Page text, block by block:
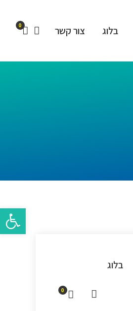
בלוג צור קשר 0
בלוג
0
פתח